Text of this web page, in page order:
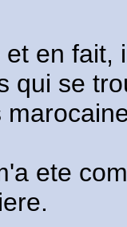
en fait,
qui se
ete